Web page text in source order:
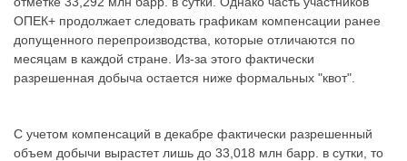
ОПЕК+ продолжает следовать графикам компенсации ранее
допущенного перепроизводства, которые отличаются по
месяцам в каждой стране. Из-за этого фактически
разрешенная добыча остается ниже формальных "квот".
С учетом компенсаций в декабре фактически разрешенный
объем добычи вырастет лишь до 33,018 млн барр. в сутки, то